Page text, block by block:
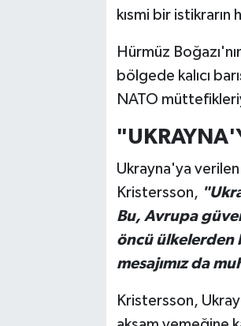
kısmi bir
Hürmüz
bölgede kalıcı
NATO
Ukrayna'ya verilen
Kristersson,
Bu, Avrupa
öncü ülkelerden
mesajımız da
Kristersson,